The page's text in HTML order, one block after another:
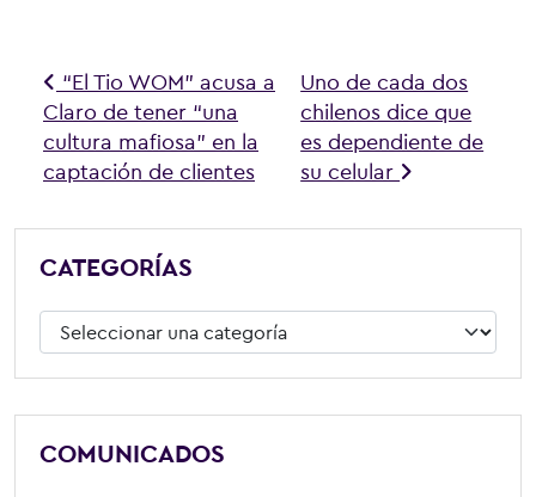
Navegación de entradas
“El Tio WOM” acusa a
Claro de tener “una
cultura mafiosa” en la
captación de clientes
Uno de cada dos
chilenos dice que
es dependiente de
su celular
CATEGORÍAS
Categorías
COMUNICADOS